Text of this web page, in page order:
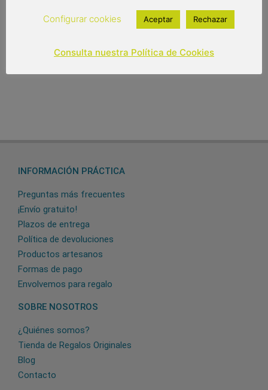
Out of stock
INFORMACIÓN PRÁCTICA
Preguntas más frecuentes
¡Envío gratuito!
Plazos de entrega
Política de devoluciones
Productos artesanos
Formas de pago
Envolvemos para regalo
SOBRE NOSOTROS
¿Quiénes somos?
Tienda de Regalos Originales
Blog
Contacto
Configurar cookies Aceptar Rechazar
Consulta nuestra Política de Cookies